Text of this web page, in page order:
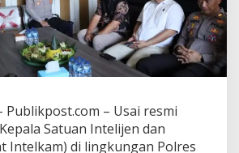
Publikpost.com – Usai resmi
Satuan Intelijen dan
Intelkam) di lingkungan Polres